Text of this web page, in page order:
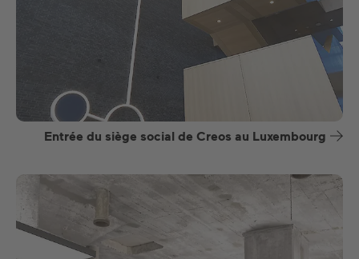
Entrée du siège social de Creos au Luxembourg